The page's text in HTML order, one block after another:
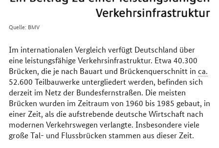
Quelle: BMV
Im internationalen Vergleich verfügt Deutschland über
eine leistungsfähige Verkehrsinfrastruktur. Etwa 40.300
Brücken, die je nach Bauart und Brückenquerschnitt in ca.
52.600 Teilbauwerke untergliedert werden, befinden sich
derzeit im Netz der Bundesfernstraßen. Die meisten
Brücken wurden im Zeitraum von 1960 bis 1985 gebaut, in
einer Zeit, als die aufstrebende deutsche Wirtschaft nach
modernen Verkehrswegen verlangte. Insbesondere viele
große Tal- und Flussbrücken stammen aus dieser Zeit.